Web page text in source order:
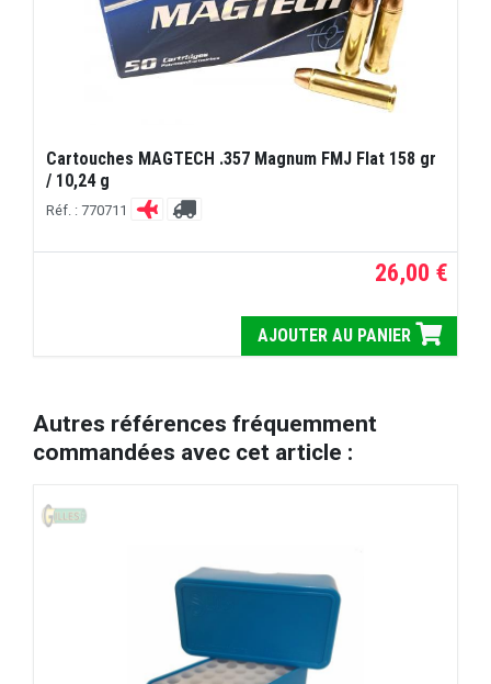
Cartouches MAGTECH .357 Magnum FMJ Flat 158 gr
/ 10,24 g
Réf. : 770711
26,00 €
AJOUTER AU PANIER
Autres références fréquemment
commandées avec cet article :